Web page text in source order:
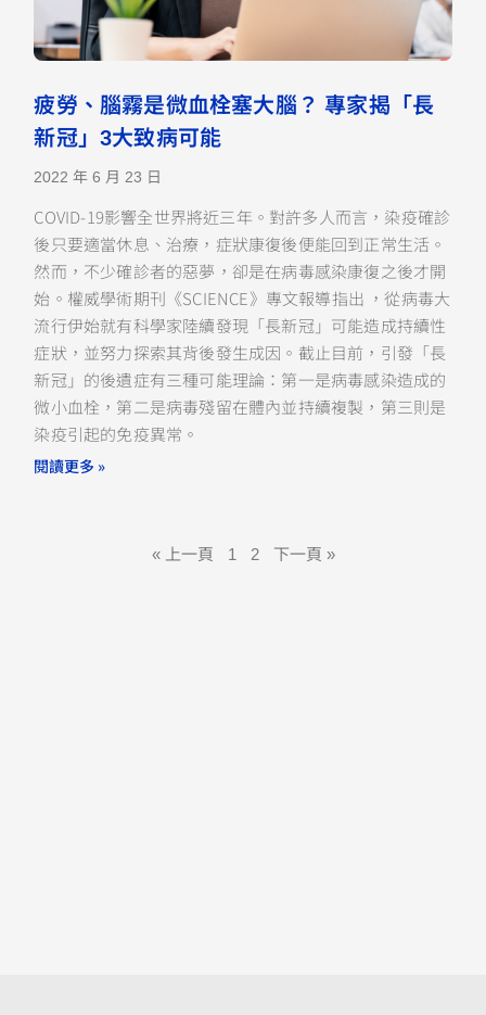
疲勞、腦霧是微血栓塞大腦？ 專家揭「長
新冠」3大致病可能
2022 年 6 月 23 日
COVID-19影響全世界將近三年。對許多人而言，染疫確診
後只要適當休息、治療，症狀康復後便能回到正常生活。
然而，不少確診者的惡夢，卻是在病毒感染康復之後才開
始。權威學術期刊《SCIENCE》專文報導指出 ，從病毒大
流行伊始就有科學家陸續發現「長新冠」可能造成持續性
症狀，並努力探索其背後發生成因。截止目前，引發「長
新冠」的後遺症有三種可能理論：第一是病毒感染造成的
微小血栓，第二是病毒殘留在體內並持續複製，第三則是
染疫引起的免疫異常。
閱讀更多 »
« 上一頁 1 2 下一頁 »